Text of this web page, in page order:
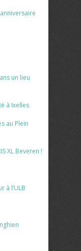
un lieu
à Ixelles
au Plein
XL Beveren !
à l’ULB